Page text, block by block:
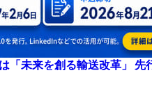
「未来を創る輸送改革」